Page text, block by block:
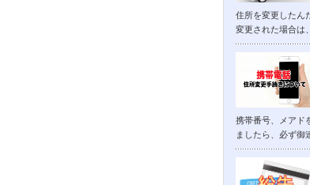
住所を変更したん
変更された場合は
携帯番号、メアド
ましたら、必ず御